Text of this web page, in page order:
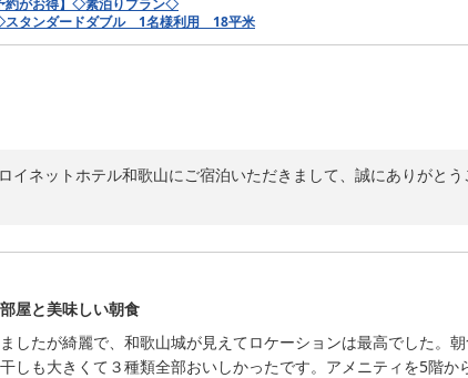
約がお得】◇素泊りプラン◇
タンダードダブル 1名様利用 18平米
イネットホテル和歌山にご宿泊いただきまして、誠にありがとう
お喜びいただけて何よりでございます。
こちらでお世話になります。」というお言葉までいただき、ス
最大限快適におくつろぎいただけるホテルづくりに尽力してまい
ホテルでお会いできることをスタッフ一同心より、お待ち申し
屋と美味しい朝食
したが綺麗で、和歌山城が見えてロケーションは最高でした。
しも大きくて３種類全部おいしかったです。アメニティを5階